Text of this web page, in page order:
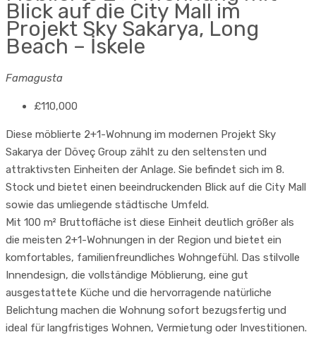
Blick auf die City Mall im
Projekt Sky Sakarya, Long
Beach – İskele
Famagusta
£110,000
Diese möblierte 2+1-Wohnung im modernen Projekt Sky
Sakarya der Döveç Group zählt zu den seltensten und
attraktivsten Einheiten der Anlage. Sie befindet sich im 8.
Stock und bietet einen beeindruckenden Blick auf die City Mall
sowie das umliegende städtische Umfeld.
Mit 100 m² Bruttofläche ist diese Einheit deutlich größer als
die meisten 2+1-Wohnungen in der Region und bietet ein
komfortables, familienfreundliches Wohngefühl. Das stilvolle
Innendesign, die vollständige Möblierung, eine gut
ausgestattete Küche und die hervorragende natürliche
Belichtung machen die Wohnung sofort bezugsfertig und
ideal für langfristiges Wohnen, Vermietung oder Investitionen.